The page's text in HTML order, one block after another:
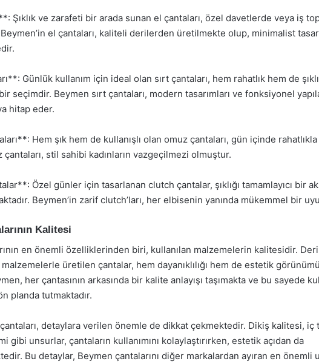
Şıklık ve zarafeti bir arada sunan el çantaları, özel davetlerde veya iş
el çantaları, kaliteli derilerden üretilmekte olup, minimalist
Günlük kullanım için ideal olan sırt çantaları, hem rahatlık hem de
seçimdir. Beymen sırt çantaları, modern tasarımları ve fonksiyonel
hitap eder.
Hem şık hem de kullanışlı olan omuz çantaları, gün içinde rahatlıkla
çantaları, stil sahibi kadınların vazgeçilmezi olmuştur.
Özel günler için tasarlanan clutch çantalar, şıklığı tamamlayıcı bir
Beymen’in zarif clutch’ları, her elbisenin yanında mükemmel bir
Kalitesi
en önemli özelliklerinden biri, kullanılan malzemelerin kalitesidir.
üretilen çantalar, hem dayanıklılığı hem de estetik
her çantasının arkasında bir kalite anlayışı taşımakta ve bu sayede
planda tutmaktadır.
çantaları, detaylara verilen önemle de dikkat çekmektedir. Dikiş kalitesi, iç
gibi unsurlar, çantaların kullanımını kolaylaştırırken, estetik açıdan da
Bu detaylar, Beymen çantalarını diğer markalardan ayıran en önemli